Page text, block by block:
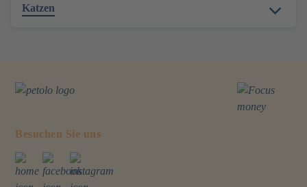
Katzen
Besuchen Sie uns